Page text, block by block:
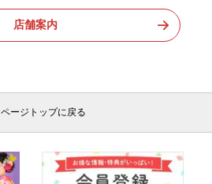
店舗案内
ページトップに戻る